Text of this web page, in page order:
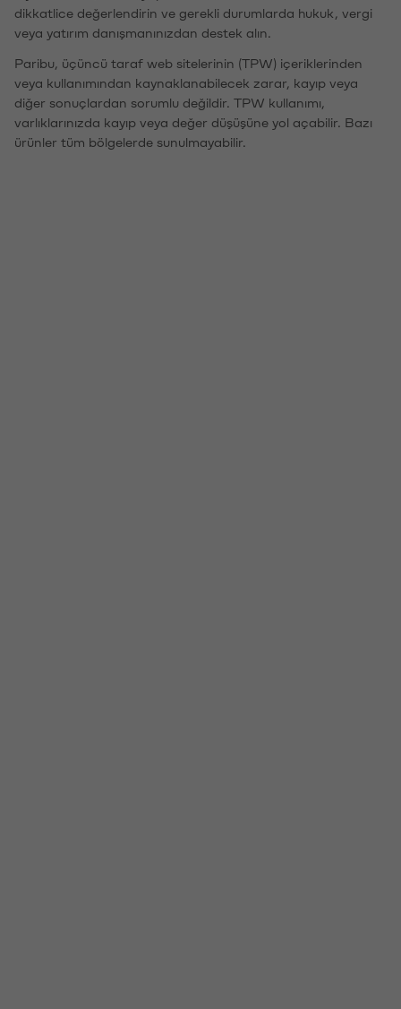
dikkatlice değerlendirin ve gerekli durumlarda hukuk, vergi
veya yatırım danışmanınızdan destek alın.
Paribu, üçüncü taraf web sitelerinin (TPW) içeriklerinden
veya kullanımından kaynaklanabilecek zarar, kayıp veya
diğer sonuçlardan sorumlu değildir. TPW kullanımı,
varlıklarınızda kayıp veya değer düşüşüne yol açabilir. Bazı
ürünler tüm bölgelerde sunulmayabilir.